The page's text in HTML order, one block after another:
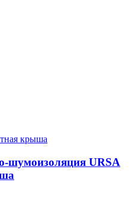
шумоизоляция URSA